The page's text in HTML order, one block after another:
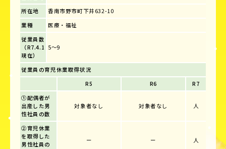
所在地
香南市野市町下井632-10
業種
医療・福祉
従業員数
（R7.4.1
現在）
5～9
従業員の育児休業取得状況
R5
R6
R7
①配偶者が
出産した男
性社員の数
対象者なし 対象者なし 人
②育児休業
を取得した
男性社員の
ー ー 人